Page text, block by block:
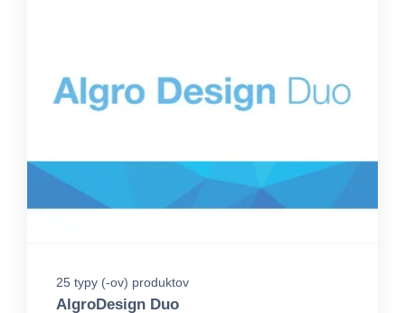
25 typy (-ov) produktov
AlgroDesign Duo